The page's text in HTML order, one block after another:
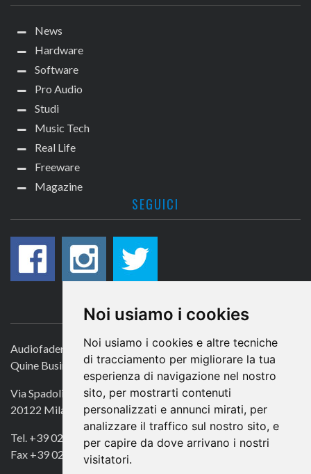
Noi usiamo i cookies
Noi usiamo i cookies e altre tecniche
di tracciamento per migliorare la tua
esperienza di navigazione nel nostro
sito, per mostrarti contenuti
personalizzati e annunci mirati, per
analizzare il traffico sul nostro sito, e
per capire da dove arrivano i nostri
visitatori.
News
Hardware
Software
Pro Audio
Studi
Music Tech
Real Life
Freeware
Magazine
SEGUICI
CONTATTACI
Audiofader.com
Quine Business Publisher
Via Spadolini 7
20122 Milano
Tel. +39 02 49756990
Fax +39 02 72016740